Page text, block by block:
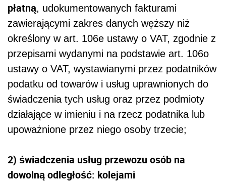
płatną, udokumentowanych fakturami
zawierającymi zakres danych węższy niż
określony w art. 106e ustawy o VAT, zgodnie z
przepisami wydanymi na podstawie art. 106o
ustawy o VAT, wystawianymi przez podatników
podatku od towarów i usług uprawnionych do
świadczenia tych usług oraz przez podmioty
działające w imieniu i na rzecz podatnika lub
upoważnione przez niego osoby trzecie;
2) świadczenia usług przewozu osób na
dowolną odległość: kolejami